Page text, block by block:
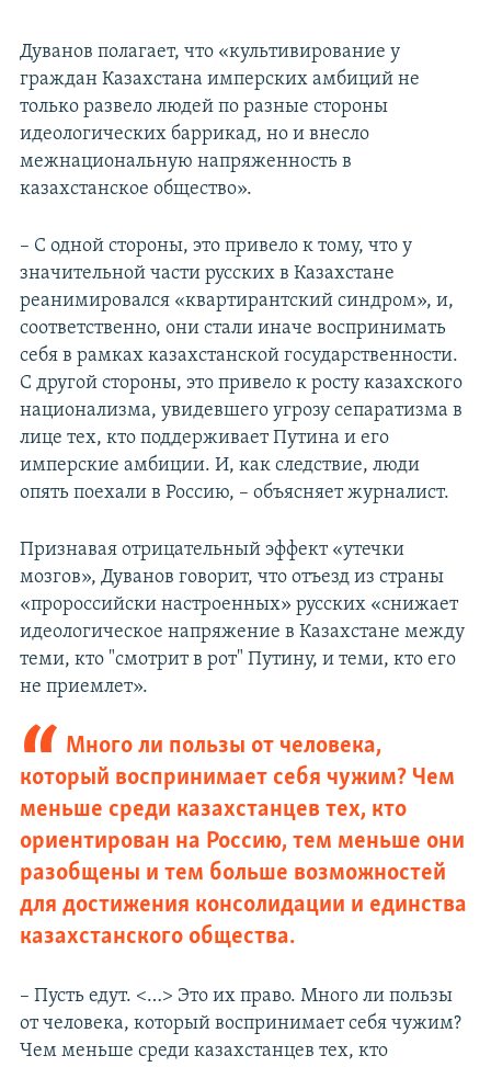
Дуванов полагает, что «культивирование у
граждан Казахстана имперских амбиций не
только развело людей по разные стороны
идеологических баррикад, но и внесло
межнациональную напряженность в
казахстанское общество».
– С одной стороны, это привело к тому, что у
значительной части русских в Казахстане
реанимировался «квартирантский синдром», и,
соответственно, они стали иначе воспринимать
себя в рамках казахстанской государственности.
С другой стороны, это привело к росту казахского
национализма, увидевшего угрозу сепаратизма в
лице тех, кто поддерживает Путина и его
имперские амбиции. И, как следствие, люди
опять поехали в Россию, – объясняет журналист.
Признавая отрицательный эффект «утечки
мозгов», Дуванов говорит, что отъезд из страны
«пророссийски настроенных» русских «снижает
идеологическое напряжение в Казахстане между
теми, кто "смотрит в рот" Путину, и теми, кто его
не приемлет».
Много ли пользы от человека,
который воспринимает себя чужим? Чем
меньше среди казахстанцев тех, кто
ориентирован на Россию, тем меньше они
разобщены и тем больше возможностей
для достижения консолидации и единства
казахстанского общества.
– Пусть едут. <…> Это их право. Много ли пользы
от человека, который воспринимает себя чужим?
Чем меньше среди казахстанцев тех, кто